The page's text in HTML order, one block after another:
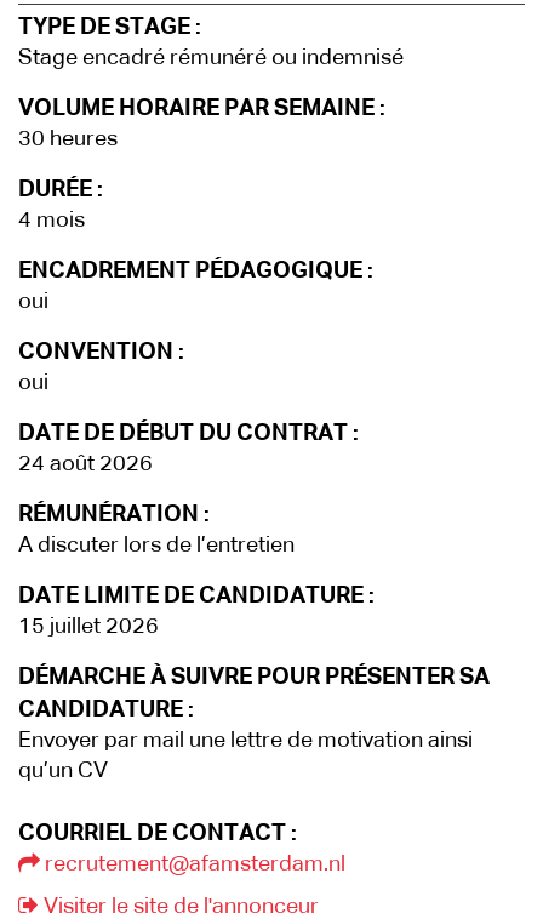
TYPE DE STAGE :
Stage encadré rémunéré ou indemnisé
VOLUME HORAIRE PAR SEMAINE :
30 heures
DURÉE :
4 mois
ENCADREMENT PÉDAGOGIQUE :
oui
CONVENTION :
oui
DATE DE DÉBUT DU CONTRAT :
24 août 2026
RÉMUNÉRATION :
A discuter lors de l’entretien
DATE LIMITE DE CANDIDATURE :
15 juillet 2026
DÉMARCHE À SUIVRE POUR PRÉSENTER SA
CANDIDATURE :
Envoyer par mail une lettre de motivation ainsi
qu’un CV
COURRIEL DE CONTACT :
recrutement@afamsterdam.nl
Visiter le site de l'annonceur